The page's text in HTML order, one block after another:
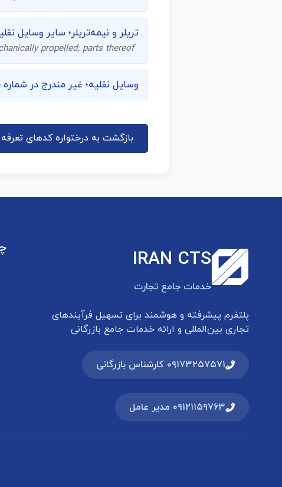
تریلر و نیمه‌تریلر؛ سایر وسایل
propelled; parts thereof
وسایل نقلیه؛ غیر مندرج در شماره 8716
بازگشت به درختواره کدهای
IRAN CTS
خدمات جامع تجارت
پلتفرم پیشرفته و هوشمند برای تسهیل فرآیندهای
تجاری بین‌المللی و ارائه خدمات جامع بازرگانی
۰۹۱۷۳۲۵۷۵۷۱ کارشناس بازرگانی
۰۹۱۲۱۱۵۹۷۶۳ مدیر عامل